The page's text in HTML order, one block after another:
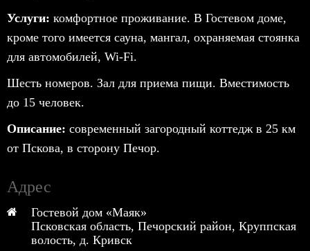
Услуги: комфортное проживание. В Гостевом доме,
кроме того имеется сауна, мангал, охраняемая стоянка
для автомобилей, Wi-Fi.
Шесть номеров. Зал для приема пищи. Вместимость
до 15 человек.
Описание: современный загородный коттедж в 25 км
от Пскова, в сторону Печор.
Адрес
Гостевой дом «Маяк»
Псковская область, Печорский район, Круппская
волость, д. Кривск